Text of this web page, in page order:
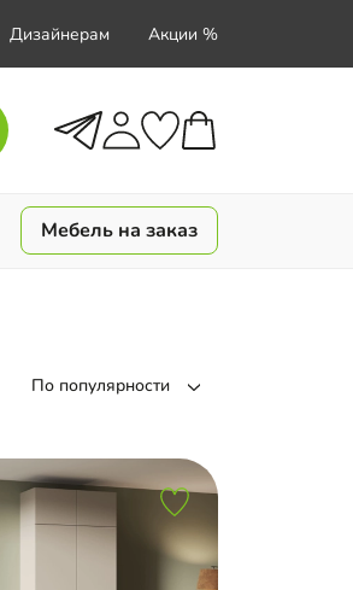
Дизайнерам Акции %
Мебель на заказ
По популярности